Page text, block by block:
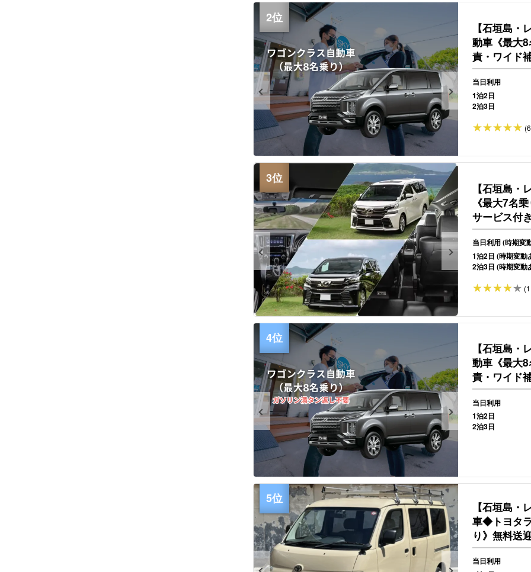
【石垣島・
動車《最大
責・ワイド
当日利用
1泊2日
2泊3日
【石垣島・
《最大7名
サービス付
当日利用 (時期変
1泊2日 (時期変動
2泊3日 (時期変動
【石垣島・
動車《最大
責・ワイド
不要】
当日利用
1泊2日
2泊3日
【石垣島・
車◆トヨタ
り》無料送
当日利用